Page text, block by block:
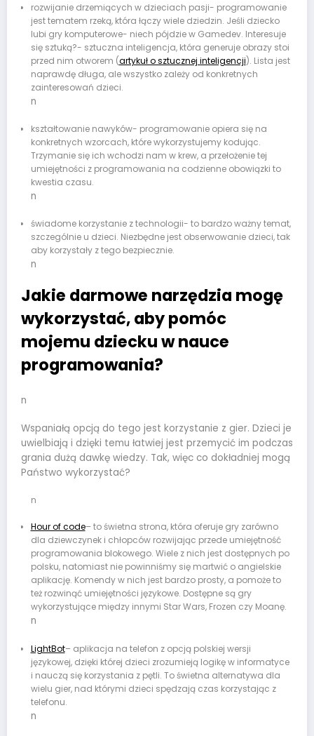
rozwijanie drzemiących w dzieciach pasji- programowanie
jest tematem rzeką, która łączy wiele dziedzin. Jeśli dziecko
lubi gry komputerowe- niech pójdzie w Gamedev. Interesuje
się sztuką?- sztuczna inteligencja, która generuje obrazy stoi
przed nim otworem (artykuł o sztucznej inteligencji). Lista jest
naprawdę długa, ale wszystko zależy od konkretnych
zainteresowań dzieci.
n
kształtowanie nawyków- programowanie opiera się na
konkretnych wzorcach, które wykorzystujemy kodując.
Trzymanie się ich wchodzi nam w krew, a przełożenie tej
umiejętności z programowania na codzienne obowiązki to
kwestia czasu.
n
świadome korzystanie z technologii- to bardzo ważny temat,
szczególnie u dzieci. Niezbędne jest obserwowanie dzieci, tak
aby korzystały z tego bezpiecznie.
n
Jakie darmowe narzędzia mogę
wykorzystać, aby pomóc
mojemu dziecku w nauce
programowania?
n
Wspaniałą opcją do tego jest korzystanie z gier. Dzieci je
uwielbiają i dzięki temu łatwiej jest przemycić im podczas
grania dużą dawkę wiedzy. Tak, więc co dokładniej mogą
Państwo wykorzystać?
n
Hour of code– to świetna strona, która oferuje gry zarówno
dla dziewczynek i chłopców rozwijając przede umiejętność
programowania blokowego. Wiele z nich jest dostępnych po
polsku, natomiast nie powinniśmy się martwić o angielskie
aplikację. Komendy w nich jest bardzo prosty, a pomoże to
też rozwinąć umiejętności językowe. Dostępne są gry
wykorzystujące między innymi Star Wars, Frozen czy Moanę.
n
LightBot– aplikacja na telefon z opcją polskiej wersji
językowej, dzięki której dzieci zrozumieją logikę w informatyce
i nauczą się korzystania z pętli. To świetna alternatywa dla
wielu gier, nad którymi dzieci spędzają czas korzystając z
telefonu.
n